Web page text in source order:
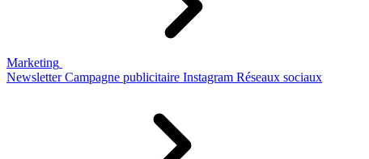
Marketing
Newsletter Campagne publicitaire Instagram Réseaux sociaux